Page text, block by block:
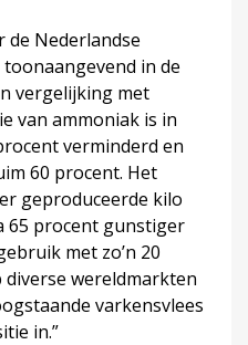
de Nederlandse
in de
vergelijking met
van ammoniak is in
verminderd en
60 procent. Het
geproduceerde kilo
65 procent gunstiger
met zo’n 20
diverse wereldmarkten
varkensvlees
in.”